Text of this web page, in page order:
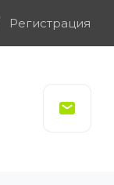
Регистрация